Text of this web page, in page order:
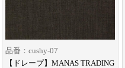
品番：cushy-07
【ドレープ】MANAS TRADING